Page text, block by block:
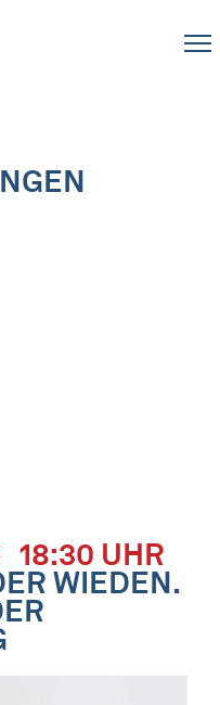
18:30 UHR
WIEDEN.